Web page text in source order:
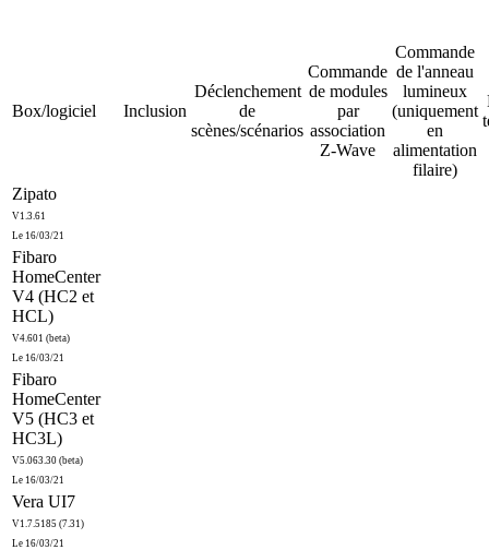
Box/logiciel Inclusion
Déclenchement
de
scènes/scénarios
Commande
de modules
par
association
Z-Wave
Commande
de l'anneau
lumineux
(uniquement
en
alimentation
filaire)
Zipato
V1.3.61
Le 16/03/21
Fibaro
HomeCenter
V4 (HC2 et
HCL)
V4.601 (beta)
Le 16/03/21
Fibaro
HomeCenter
V5 (HC3 et
HC3L)
V5.063.30 (beta)
Le 16/03/21
Vera UI7
V1.7.5185 (7.31)
Le 16/03/21